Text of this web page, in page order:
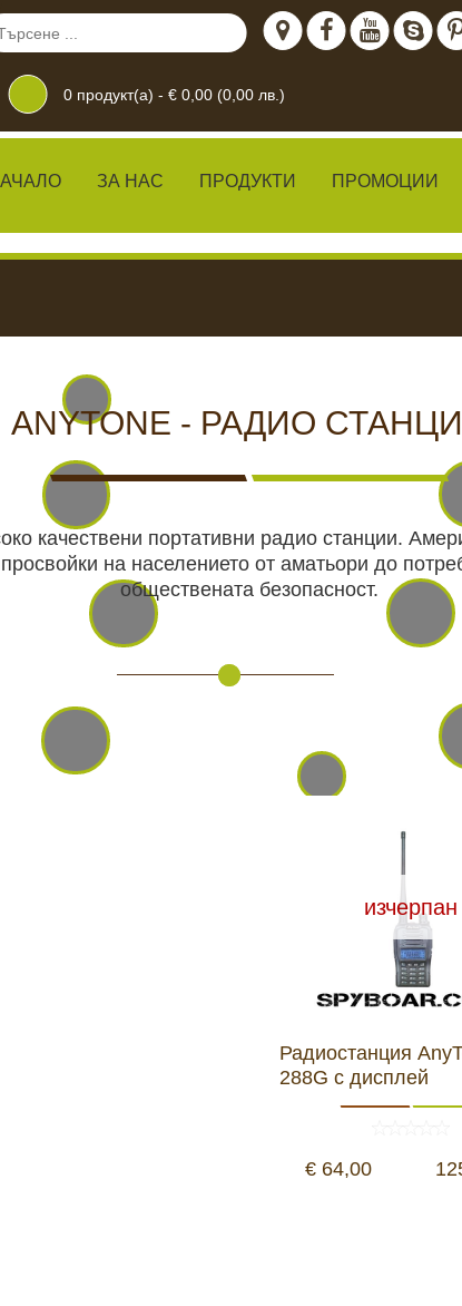
0продукт(а) - € 0,00 (0,00 лв.)
ЗА НАС ПРОДУКТИ ПРОМОЦИИ
ВИДЕОНАБЛЮДЕНИЕ
САМОЗАЩИТА
АКУМУЛАТОРИ И БАТЕРИИ
ЗА ПОДАРЪЦИ
ANYTONE - РАДИО
качествени портативни радио станции.
на населението от аматьори до
обществената безопасност.
изчерпан
Радиостанция
288G с дисплей
€ 64,00